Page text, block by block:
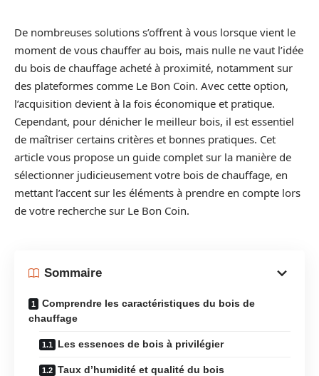
De nombreuses solutions s’offrent à vous lorsque vient le
moment de vous chauffer au bois, mais nulle ne vaut l’idée
du bois de chauffage acheté à proximité, notamment sur
des plateformes comme Le Bon Coin. Avec cette option,
l’acquisition devient à la fois économique et pratique.
Cependant, pour dénicher le meilleur bois, il est essentiel
de maîtriser certains critères et bonnes pratiques. Cet
article vous propose un guide complet sur la manière de
sélectionner judicieusement votre bois de chauffage, en
mettant l’accent sur les éléments à prendre en compte lors
de votre recherche sur Le Bon Coin.
Sommaire
Comprendre les caractéristiques du bois de
chauffage
Les essences de bois à privilégier
Taux d’humidité et qualité du bois